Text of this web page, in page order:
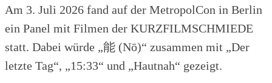
Am 3. Juli 2026 fand auf der MetropolCon in Berlin
ein Panel mit Filmen der KURZFILMSCHMIEDE
statt. Dabei würde „能 (Nō)“ zusammen mit „Der
letzte Tag“, „15:33“ und „Hautnah“ gezeigt.